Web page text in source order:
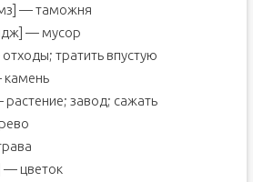
— таможня
— мусор
тратить впустую
камень
завод; сажать
— цветок